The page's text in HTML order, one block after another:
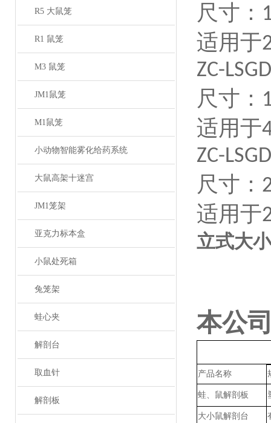
R5 大鼠笼
R1 鼠笼
M3 鼠笼
JM1鼠笼
M1鼠笼
小动物智能雾化给药系统
大鼠高架十迷宫
JM1笼架
亚克力标本盒
小鼠处死箱
兔笼架
蛙心夹
解剖台
取血针
解剖板
尺寸：
适用于
ZC-
尺寸：
适用于
ZC-
尺寸：
适用于
立式大
本公
产品名称
蛙、鼠解剖板
大小鼠解剖台